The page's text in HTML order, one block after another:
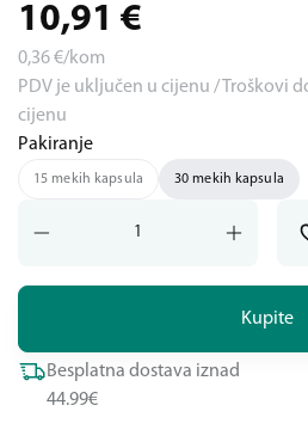
10,91 €
0,36€/kom
PDV je uključen u cijenu / Troškovi
cijenu
Pakiranje
15 mekih kapsula 30 mekih kapsula
Kupite
Besplatna dostava iznad
44.99€